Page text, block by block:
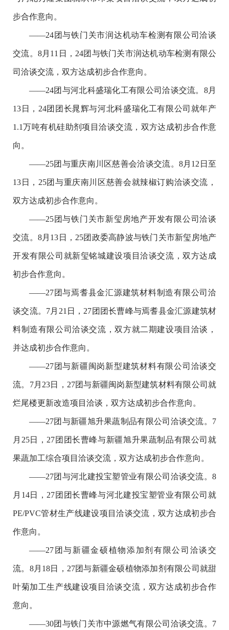
步合作意向。
——24团与铁门关市润达机动车检测有限公司洽谈
交流。8月11日，24团与铁门关市润达机动车检测有限公
司洽谈交流，双方达成初步合作意向。
——24团与河北科盛瑞化工有限公司洽谈交流。8月
13日，24团团长晁辉与河北科盛瑞化工有限公司就年产
1.1万吨有机硅助剂项目洽谈交流，双方达成初步合作意
向。
——25团与重庆南川区慈善会洽谈交流。8月12日至
13日，25团与重庆南川区慈善会就辣椒订购洽谈交流，
双方达成初步合作意向。
——25团与铁门关市新玺房地产开发有限公司洽谈
交流。8月13日，25团政委高静波与铁门关市新玺房地产
开发有限公司就新玺铭城建设项目洽谈交流，双方达成
初步合作意向。
——27团与焉耆县金汇源建筑材料制造有限公司洽
谈交流。7月21日，27团团长曹峰与焉耆县金汇源建筑材
料制造有限公司洽谈交流，双方就二期建设项目洽谈，
并达成初步合作意向。
——27团与新疆闽岗新型建筑材料有限公司洽谈交
流。7月23日，27团与新疆闽岗新型建筑材料有限公司就
烂尾楼更新改造项目洽谈，双方达成初步合作意向。
——27团与新疆旭升果蔬制品有限公司洽谈交流。7
月25日，27团团长曹峰与新疆旭升果蔬制品有限公司就
果蔬加工综合项目洽谈交流，双方达成初步合作意向。
——27团与河北建投宝塑管业有限公司洽谈交流。8
月14日，27团团长曹峰与河北建投宝塑管业有限公司就
PE/PVC管材生产线建设项目洽谈交流，双方达成初步合
作意向。
——27团与新疆金硕植物添加剂有限公司洽谈交
流。8月18日，27团与新疆金硕植物添加剂有限公司就甜
叶菊加工生产线建设项目洽谈交流，双方达成初步合作
意向。
——30团与铁门关市中源燃气有限公司洽谈交流。7